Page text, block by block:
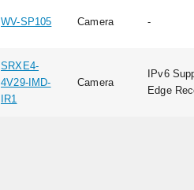
WV-SP105 Camera -
SRXE4-
4V29-IMD-
IR1
Camera
IPv6
Edge